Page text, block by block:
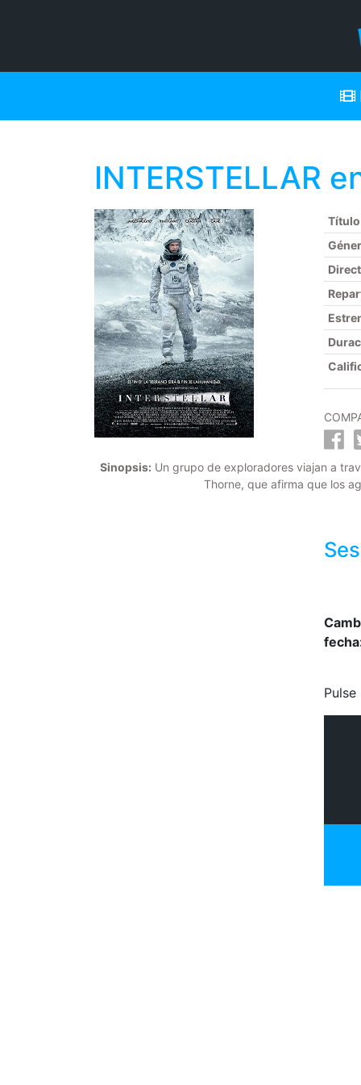
INTERSTELLAR
Sinopsis: Un grupo de exploradores viajan a
Thorne, que afirma que los